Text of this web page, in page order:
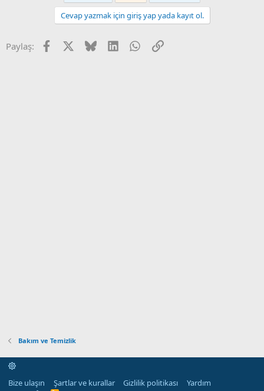
Cevap yazmak için giriş yap yada kayıt ol.
Paylaş: Facebook BlueskyLinkedInWhatsApp
Link
Bakım ve Temizlik
Bize ulaşın Şartlar ve kurallar Gizlilik politikası
Yardım